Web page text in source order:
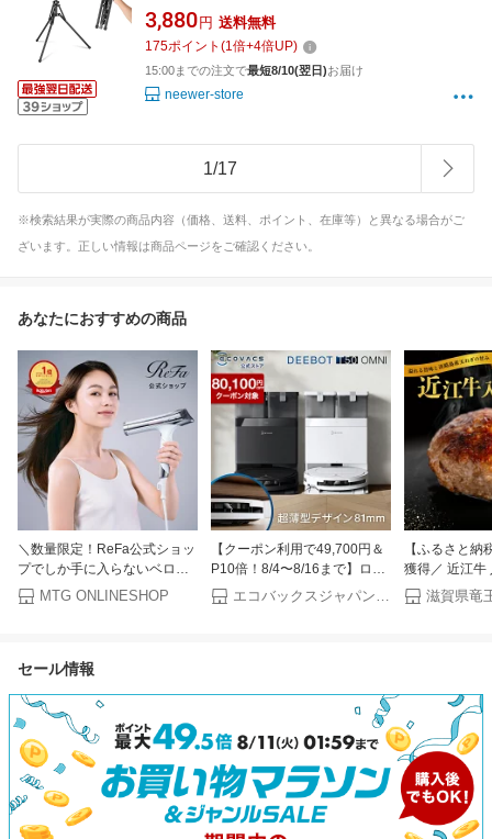
み式 180°逆折りレッグ/バッグ/1/4"&5/8"ネジ付
き スピードライト/ストロボ/リングライト/ソフ
トボックス用 屋内屋外撮影用 ST178B ブラッ
ク
3,880 円 送料無料
175ポイント (1倍+4倍UP)
15:00までの注文で最短8/10(翌日)お届け
neewer-store
1/17
※検索結果が実際の商品内容（価格、送料、ポイント、在庫等）と異なる場合がご
ざいます。正しい情報は商品ページをご確認ください。
あなたにおすすめの商品
＼数量限定！ReFa公式ショッ
プでしか手に入らないベロア
巾着プレゼント／ コンパクト
速乾 ドライヤー まとまる ツ
ReFa センシングプログラム
ント ギフト 誕生日 夏のヘア
ケア MTG
MTG ONLINESHOP
【クーポン利用で49,700円＆
P10倍！8/4〜8/16まで】ロボ
ット掃除機 DEEBOT T50
OMNI エコバックス 公式
ー保証最大24ヶ月 2025 エコ
エコバックスジャパン公式 ストア
【ふるさと納
獲得／ 近江牛
グ 6kg 3kg
玉ねぎ 近江牛
滋賀県竜
セール情報